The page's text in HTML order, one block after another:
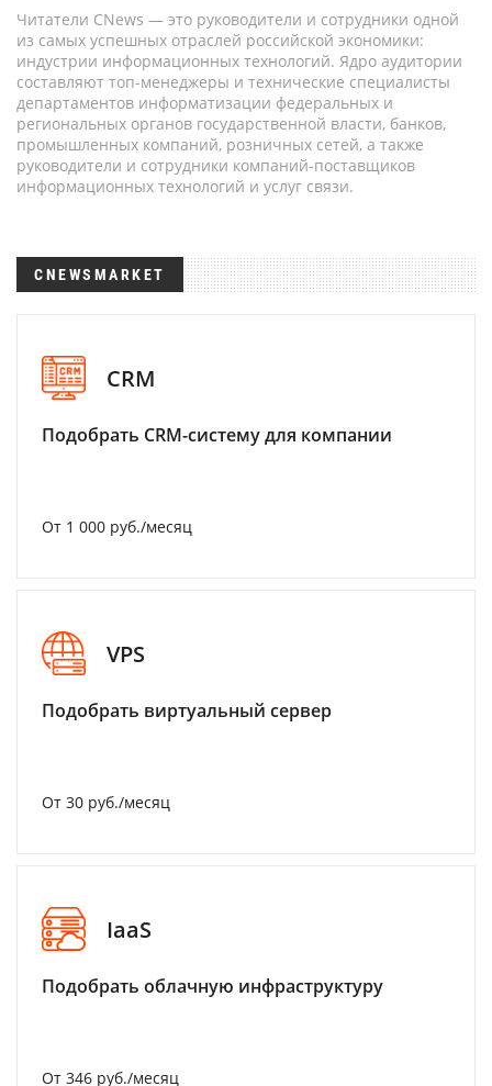
Читатели CNews — это руководители и сотрудники одной
из самых успешных отраслей российской экономики:
индустрии информационных технологий. Ядро аудитории
составляют топ-менеджеры и технические специалисты
департаментов информатизации федеральных и
региональных органов государственной власти, банков,
промышленных компаний, розничных сетей, а также
руководители и сотрудники компаний-поставщиков
информационных технологий и услуг связи.
CNEWSMARKET
CRM
Подобрать CRM-систему для компании
От 1 000 руб./месяц
VPS
Подобрать виртуальный сервер
От 30 руб./месяц
IaaS
Подобрать облачную инфраструктуру
От 346 руб./месяц